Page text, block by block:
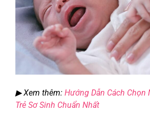
▶ Xem thêm: Hướng Dẫn Cách Chọn
Trẻ Sơ Sinh Chuẩn Nhất